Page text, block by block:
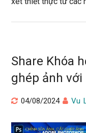
Share Khóa
ghép ảnh
04/08/2024 Vu